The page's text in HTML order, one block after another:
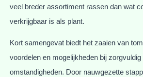
veel breder assortiment rassen dan wat
verkrijgbaar is als plant.
Kort samengevat biedt het zaaien van
voordelen en mogelijkheden bij
omstandigheden. Door nauwgezette